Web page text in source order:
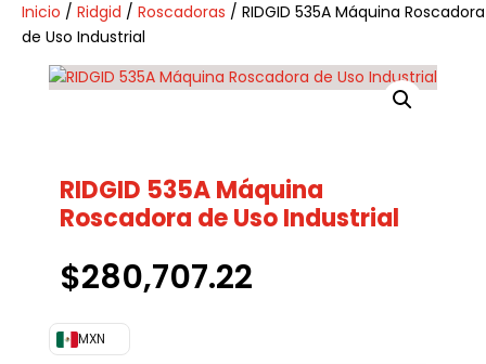
Inicio / Ridgid / Roscadoras / RIDGID 535A Máquina Roscadora
de Uso Industrial
RIDGID 535A Máquina
Roscadora de Uso Industrial
$280,707.22
MXN